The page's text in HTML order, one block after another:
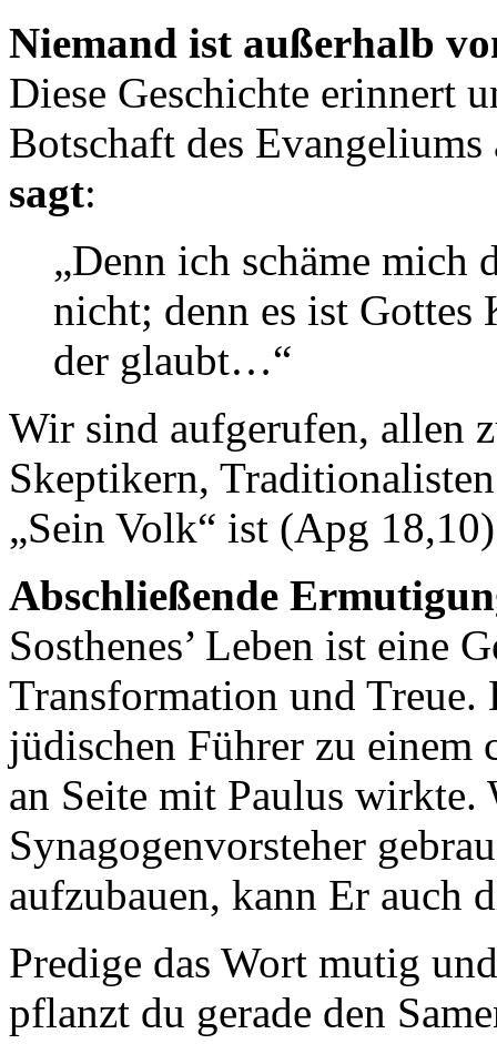
Niemand ist außerhalb
Diese Geschichte erinnert
Botschaft des
sagt:
„Denn ich schäme mich
nicht; denn es ist
der glaubt…“
Wir sind aufgerufen, allen
Skeptikern,
„Sein Volk“ ist (Apg
Abschließende
Sosthenes’ Leben ist eine
Transformation und Treue.
jüdischen Führer zu einem
an Seite mit Paulus wirkte.
Synagogenvorsteher
aufzubauen, kann Er auch
Predige das Wort mutig
pflanzt du gerade den